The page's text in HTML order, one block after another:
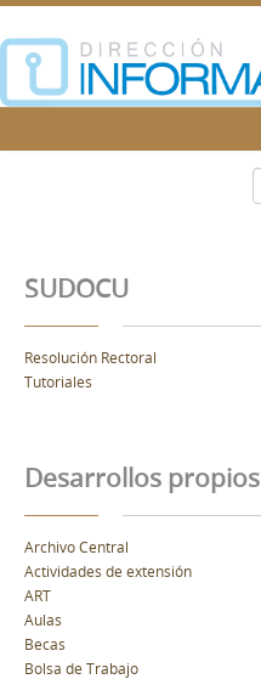
SUDOCU
Resolución Rectoral
Tutoriales
Desarrollos propios
Archivo Central
Actividades de extensión
ART
Aulas
Becas
Bolsa de Trabajo